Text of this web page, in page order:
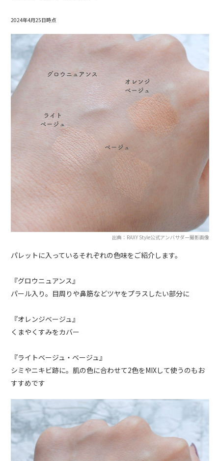
2024年4月25日時点
出典：RAXY Style公式アンバサダー撮影画像
パレットに入っているそれぞれの色味をご紹介します。
『グロウニュアンス』
パール入り。目周りや鼻筋などツヤをプラスしたい部分に
『オレンジベージュ』
くまやくすみをカバー
『ライトベージュ・ベージュ』
シミやニキビ跡に。肌の色に合わせて2色をMIXして使うのもお
すすめです